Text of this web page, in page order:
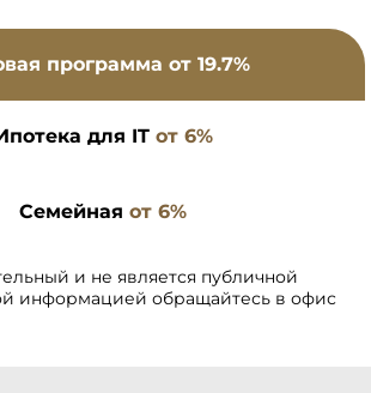
программа от 19.7%
для IT от 6%
Семейная от 6%
и не является публичной
информацией обращайтесь в офис